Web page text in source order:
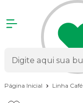
Página Inicial Linha Café